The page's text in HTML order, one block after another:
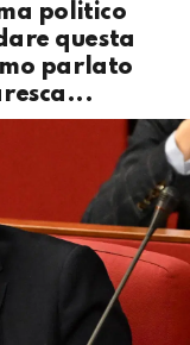
politico
questa
parlato